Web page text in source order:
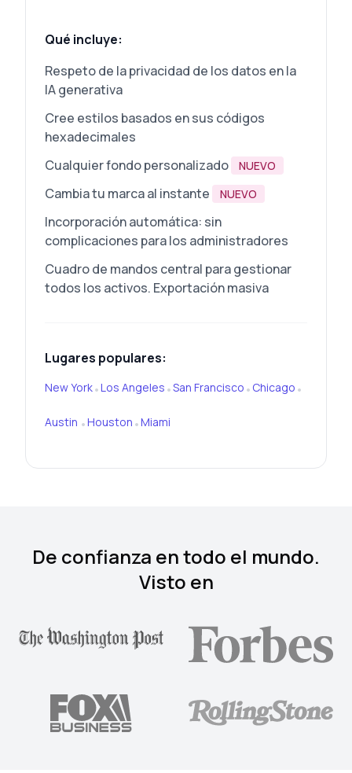
Qué incluye:
Respeto de la privacidad de los datos en la
IA generativa
Cree estilos basados en sus códigos
hexadecimales
Cualquier fondo personalizado
NUEVO
Cambia tu marca al instante NUEVO
Incorporación automática: sin
complicaciones para los administradores
Cuadro de mandos central para gestionar
todos los activos. Exportación masiva
Lugares populares:
New York•Los Angeles •San Francisco • Chicago •
Austin •Houston •Miami
De confianza en todo el mundo.
Visto en